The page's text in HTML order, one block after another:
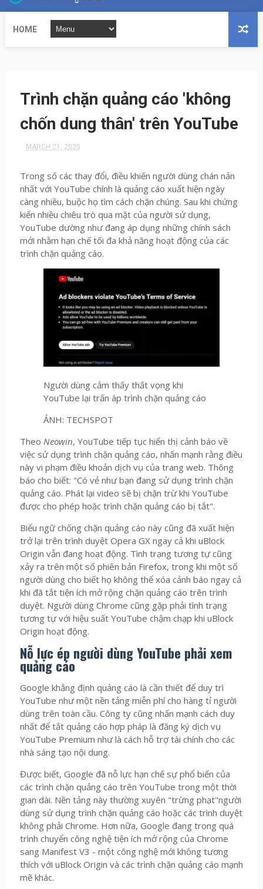
HOME
Trình chặn quảng cáo 'không
chốn dung thân' trên YouTube
MARCH 21, 2025
Trong số các thay đổi, điều khiến người dùng chán nản
nhất với YouTube chính là quảng cáo xuất hiện ngày
càng nhiều, buộc họ tìm cách chặn chúng. Sau khi chứng
kiến nhiều chiêu trò qua mặt của người sử dụng,
YouTube dường như đang áp dụng những chính sách
mới nhằm hạn chế tối đa khả năng hoạt động của các
trình chặn quảng cáo.
Người dùng cảm thấy thất vọng khi
YouTube lại trấn áp trình chặn quảng cáo
ẢNH: TECHSPOT
Theo Neowin, YouTube tiếp tục hiển thị cảnh báo về
việc sử dụng trình chặn quảng cáo, nhấn mạnh rằng điều
này vi phạm điều khoản dịch vụ của trang web. Thông
báo cho biết: "Có vẻ như bạn đang sử dụng trình chặn
quảng cáo. Phát lại video sẽ bị chặn trừ khi YouTube
được cho phép hoặc trình chặn quảng cáo bị tắt".
Biểu ngữ chống chặn quảng cáo này cũng đã xuất hiện
trở lại trên trình duyệt Opera GX ngay cả khi uBlock
Origin vẫn đang hoạt động. Tình trạng tương tự cũng
xảy ra trên một số phiên bản Firefox, trong khi một số
người dùng cho biết họ không thể xóa cảnh báo ngay cả
khi đã tắt tiện ích mở rộng chặn quảng cáo trên trình
duyệt. Người dùng Chrome cũng gặp phải tình trạng
tương tự với hiệu suất YouTube chậm chạp khi uBlock
Origin hoạt động.
Nỗ lực ép người dùng YouTube phải xem
quảng cáo
Google khẳng định quảng cáo là cần thiết để duy trì
YouTube như một nền tảng miễn phí cho hàng tỉ người
dùng trên toàn cầu. Công ty cũng nhấn mạnh cách duy
nhất để tắt quảng cáo hợp pháp là đăng ký dịch vụ
YouTube Premium như là cách hỗ trợ tài chính cho các
nhà sáng tạo nội dung.
Được biết, Google đã nỗ lực hạn chế sự phổ biến của
các trình chặn quảng cáo trên YouTube trong một thời
gian dài. Nền tảng này thường xuyên "trừng phạt"người
dùng sử dụng trình chặn quảng cáo hoặc các trình duyệt
không phải Chrome. Hơn nữa, Google đang trong quá
trình chuyển công nghệ tiện ích mở rộng của Chrome
sang Manifest V3 - một công nghệ mới không tương
thích với uBlock Origin và các trình chặn quảng cáo mạnh
mẽ khác.